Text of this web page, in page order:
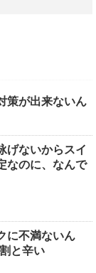
策が出来ないん
げないからスイ
なのに、なんで
に不満ないん
と辛い